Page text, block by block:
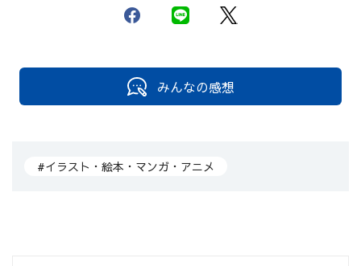
みんなの感想
#イラスト・絵本・マンガ・アニメ